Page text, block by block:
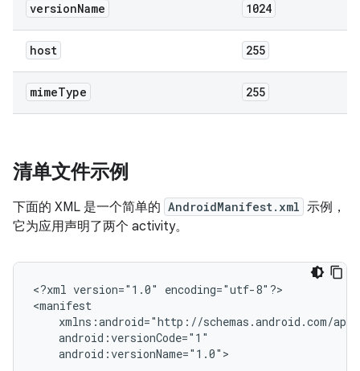
versionName 1024
host 255
mimeType 255
清单文件示例
下面的 XML 是一个简单的 AndroidManifest.xml 示例，
它为应用声明了两个 activity。
<?xml version="1.0"
encoding="utf-8"?>
android:versionName="1.0">